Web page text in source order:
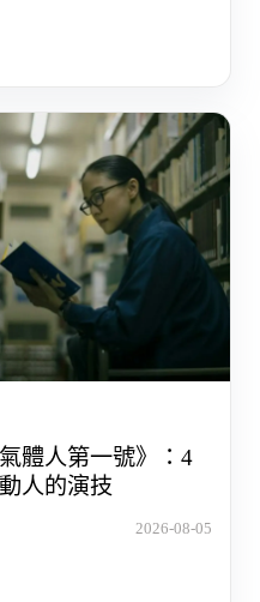
體人第一號》：4
人的演技
2026-08-05